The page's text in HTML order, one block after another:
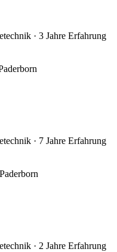
· 3 Jahre Erfahrung
· 7 Jahre Erfahrung
Paderborn
· 2 Jahre Erfahrung